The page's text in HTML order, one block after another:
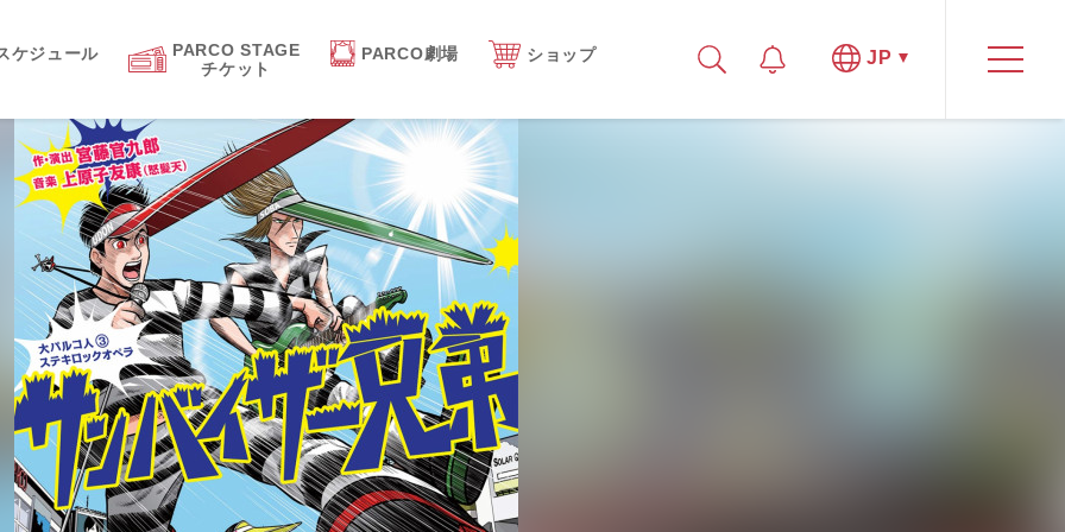
ケジュール
PARCO STAGE
チケット
PARCO劇場 ショップ JP